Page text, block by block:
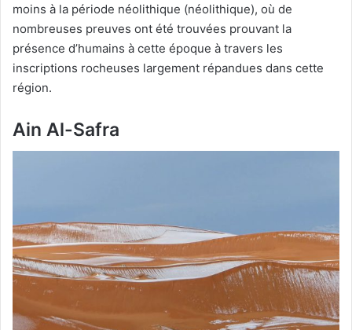
moins à la période néolithique (néolithique), où de
nombreuses preuves ont été trouvées prouvant la
présence d’humains à cette époque à travers les
inscriptions rocheuses largement répandues dans cette
région.
Ain Al-Safra